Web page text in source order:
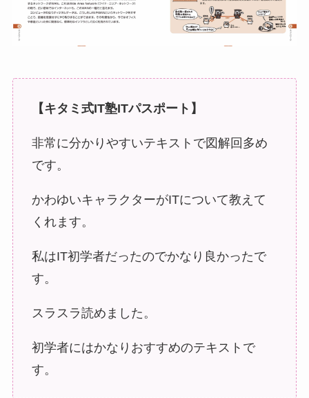
【キタミ式IT塾ITパスポート】
非常に分かりやすいテキストで図解回多め
です。
かわゆいキャラクターがITについて教えて
くれます。
私はIT初学者だったのでかなり良かったで
す。
スラスラ読めました。
初学者にはかなりおすすめのテキストで
す。